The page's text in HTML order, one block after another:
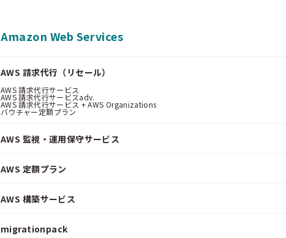
Amazon Web Services
AWS 請求代行（リセール）
AWS 請求代行サービス
AWS 請求代行サービスadv.
AWS 請求代行サービス + AWS Organizations
バウチャー定額プラン
AWS 監視・運用保守サービス
AWS 定額プラン
AWS 構築サービス
migrationpack